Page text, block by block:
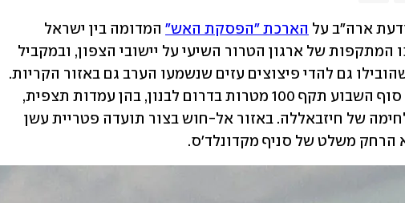
ארה"ב על הארכת "הפסקת האש"
הרחק משלט של סניף מקדונלד'ס.